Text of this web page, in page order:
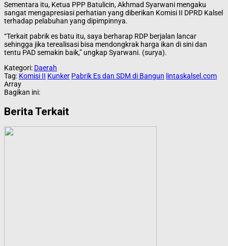
Sementara itu, Ketua PPP Batulicin, Akhmad Syarwani mengaku
sangat mengapresiasi perhatian yang diberikan Komisi II DPRD Kalsel
terhadap pelabuhan yang dipimpinnya.
“Terkait pabrik es batu itu, saya berharap RDP berjalan lancar
sehingga jika terealisasi bisa mendongkrak harga ikan di sini dan
tentu PAD semakin baik,” ungkap Syarwani. (surya).
Kategori: Daerah
Tag: Komisi II Kunker Pabrik Es dan SDM di Bangun lintaskalsel.com
Array
Bagikan ini:
Berita Terkait